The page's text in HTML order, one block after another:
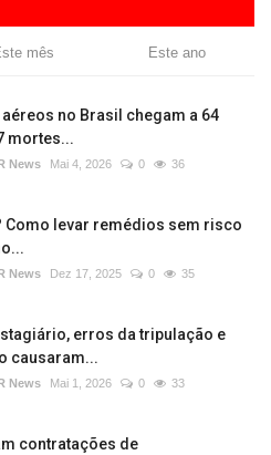
mês Este ano
no Brasil chegam a 64
mortes...
News Mai 4, 2026 0 36
Como levar remédios sem risco
News Dez 17, 2025 0 35
erros da tripulação e
causaram...
News Mai 1, 2026 0 33
contratações de